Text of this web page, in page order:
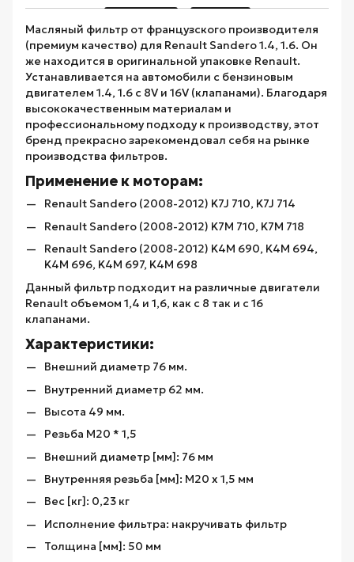
Масляный фильтр от французского производителя
(премиум качество) для Renault Sandero 1.4, 1.6. Он
же находится в оригинальной упаковке Renault.
Устанавливается на автомобили с бензиновым
двигателем 1.4, 1.6 с 8V и 16V (клапанами). Благодаря
высококачественным материалам и
профессиональному подходу к производству, этот
бренд прекрасно зарекомендовал себя на рынке
производства фильтров.
Применение к моторам:
Renault Sandero (2008-2012) K7J 710, K7J 714
Renault Sandero (2008-2012) K7M 710, K7M 718
Renault Sandero (2008-2012) K4M 690, K4M 694,
K4M 696, K4M 697, K4M 698
Данный фильтр подходит на различные двигатели
Renault объемом 1,4 и 1,6, как с 8 так и с 16
клапанами.
Характеристики:
Внешний диаметр 76 мм.
Внутренний диаметр 62 мм.
Высота 49 мм.
Резьба М20 * 1,5
Внешний диаметр [мм]: 76 мм
Внутренняя резьба [мм]: M20 x 1,5 мм
Вес [кг]: 0,23 кг
Исполнение фильтра: накручивать фильтр
Толщина [мм]: 50 мм